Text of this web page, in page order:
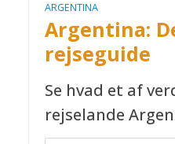
ARGENTINA
Argentina:
rejseguide
Se hvad et af
rejselande